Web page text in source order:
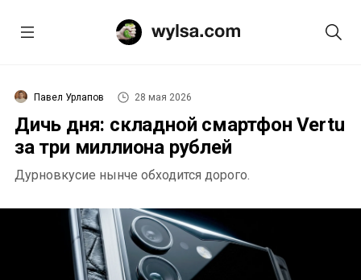
Павел Урлапов 28 мая 2026
Дичь дня: складной смартфон Vertu
за три миллиона рублей
Дурновкусие нынче обходится дорого.